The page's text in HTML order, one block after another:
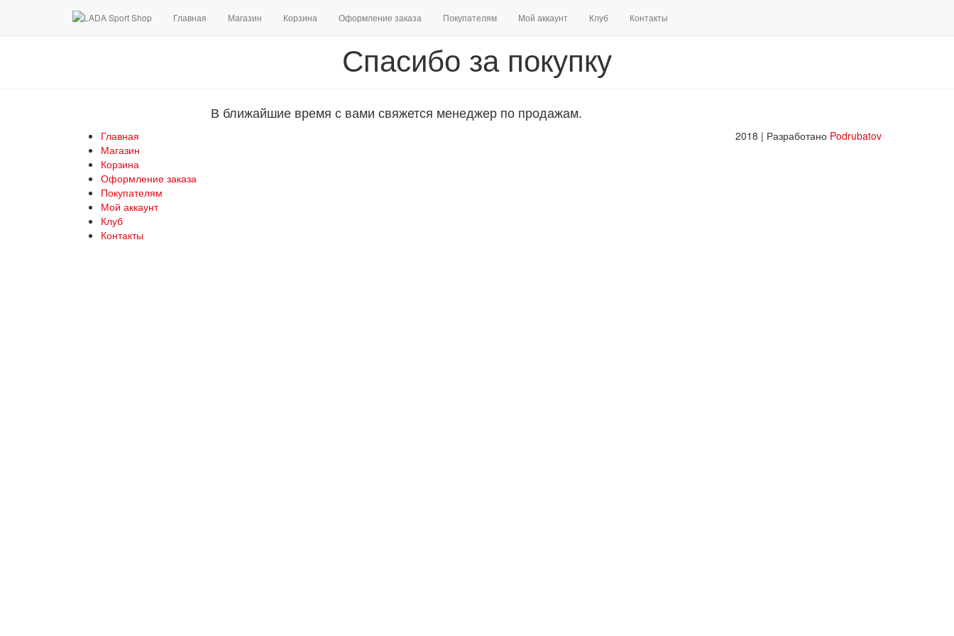
Главная Магазин Корзина Оформление заказа Покупателям Мой аккаунт Клуб Контакты
Спасибо за покупку
В ближайшие время с вами свяжется менеджер по продажам.
Главная
Магазин
Корзина
Оформление заказа
Покупателям
Мой аккаунт
Клуб
Контакты
2018 | Разработано Podrubatov